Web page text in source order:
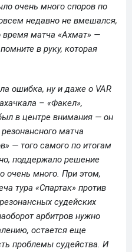
очень много споров по
недавно не вмешался,
время матча «Ахмат» —
в руку, которая
ошибка, ну и даже о VAR
– «Факел»,
в центре внимания — он
матча
— того самого по итогам
поддержало решение
очень много. При этом,
тура «Спартак» против
судейских
арбитров нужно
остается еще
проблемы судейства. И